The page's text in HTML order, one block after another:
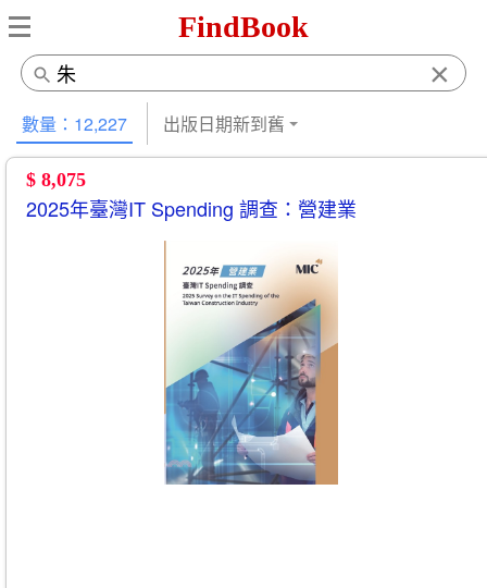
FindBook
×
數量：12,227 出版日期新到舊
$ 8,075
2025年臺灣IT Spending 調查：營建業